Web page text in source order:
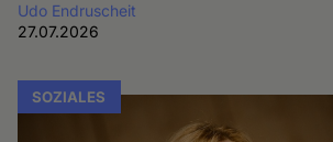
Udo Endruscheit
27.07.2026
SOZIALES